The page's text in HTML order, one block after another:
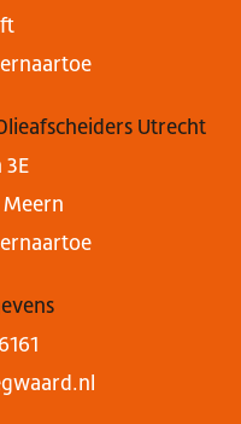
Utrecht
Meern